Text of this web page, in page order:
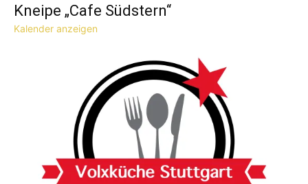
Kneipe „Cafe Südstern“
Kalender anzeigen